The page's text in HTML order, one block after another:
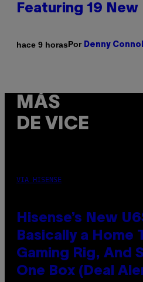
Featuring 19 New
hace 9 horasPor Denny
MÁS
DE VICE
VIA HISENSE
Hisense’s New
Basically a Home
Gaming Rig, And
One Box (Deal